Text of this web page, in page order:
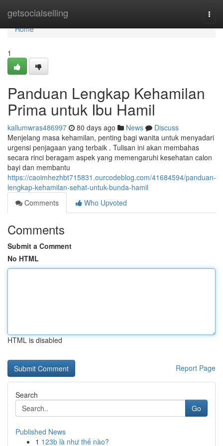
getsocialselling
Home
Home
1
Panduan Lengkap Kehamilan
Prima untuk Ibu Hamil
kallumwras486997 80 days ago News
Discuss
Menjelang masa kehamilan, penting bagi wanita untuk menyadari
urgensi penjagaan yang terbaik . Tulisan ini akan membahas
secara rinci beragam aspek yang memengaruhi kesehatan calon
bayi dan membantu
https://caoimhezhbt715831.ourcodeblog.com/41684594/panduan-
lengkap-kehamilan-sehat-untuk-bunda-hamil
Comments
Who Upvoted
Comments
Submit a Comment
No HTML
HTML is disabled
Report Page
Search
Go
Published News
1 123b là như thế nào?